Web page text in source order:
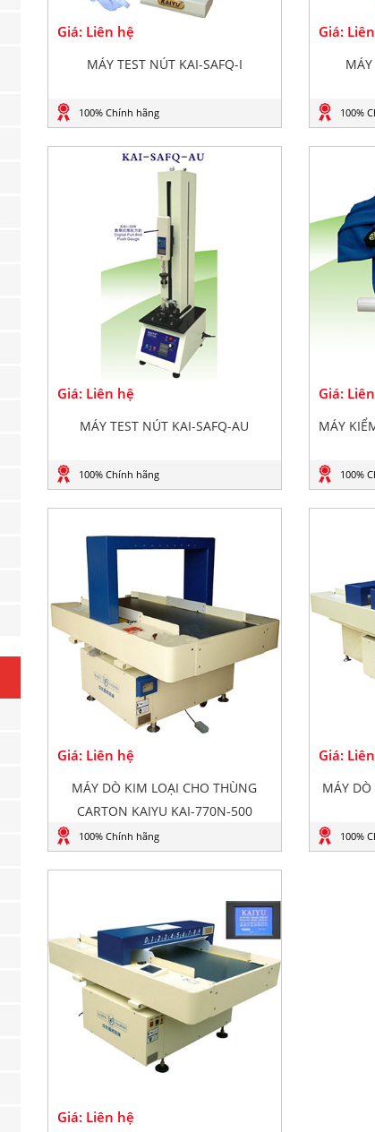
Giá: Liên hệ
MÁY TEST NÚT KAI-SAFQ-I
100% Chính hãng
Giá:
100%
Giá: Liên hệ
MÁY TEST NÚT KAI-SAFQ-AU
100% Chính hãng
Giá:
MÁY
100%
Giá: Liên hệ
MÁY DÒ KIM LOẠI CHO THÙNG
CARTON KAIYU KAI-770N-500
100% Chính hãng
Giá:
MÁY
100%
Giá: Liên hệ